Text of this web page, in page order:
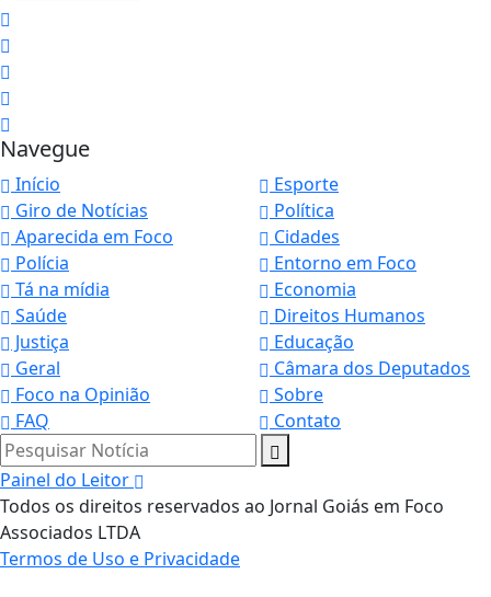
Navegue
Início
Esporte
Giro de Notícias
Política
Aparecida em Foco
Cidades
Polícia
Entorno em Foco
Tá na mídia
Economia
Saúde
Direitos Humanos
Justiça
Educação
Geral
Câmara dos Deputados
Foco na Opinião
Sobre
FAQ
Contato
Pesquisar Notícia
Painel do Leitor
Todos os direitos reservados ao Jornal Goiás em Foco
Associados LTDA
Termos de Uso e Privacidade
Termos de Uso e Privacidade
Esse site utiliza cookies para melhorar sua
experiência de navegação. Ao continuar o acesso,
entendemos que você concorda com nossos Termos